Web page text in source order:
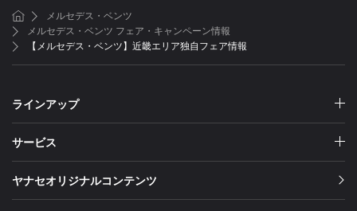
ホームメルセデス・ベンツ
メルセデス・ベンツ フェア・キャンペーン情報
【メルセデス・ベンツ】近畿エリア独自フェア情報
ラインアップ
サービス
ヤナセオリジナルコンテンツ